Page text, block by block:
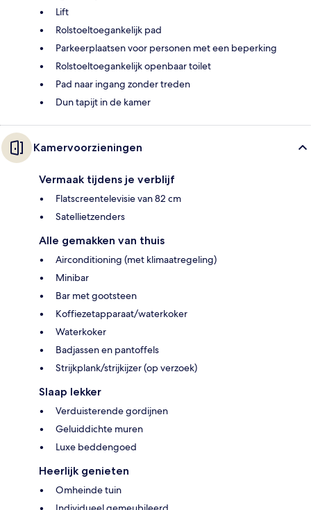
Lift
Rolstoeltoegankelijk pad
Parkeerplaatsen voor personen met een beperking
Rolstoeltoegankelijk openbaar toilet
Pad naar ingang zonder treden
Dun tapijt in de kamer
Kamervoorzieningen
Vermaak tijdens je verblijf
Flatscreentelevisie van 82 cm
Satellietzenders
Alle gemakken van thuis
Airconditioning (met klimaatregeling)
Minibar
Bar met gootsteen
Koffiezetapparaat/waterkoker
Waterkoker
Badjassen en pantoffels
Strijkplank/strijkijzer (op verzoek)
Slaap lekker
Verduisterende gordijnen
Geluiddichte muren
Luxe beddengoed
Heerlijk genieten
Omheinde tuin